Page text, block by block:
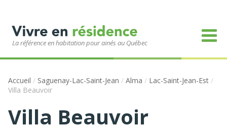
La référence en habitation pour ainés au Québec
Accueil / Saguenay-Lac-Saint-Jean / Alma / Lac-Saint-Jean-Est /
Villa Beauvoir
Villa Beauvoir